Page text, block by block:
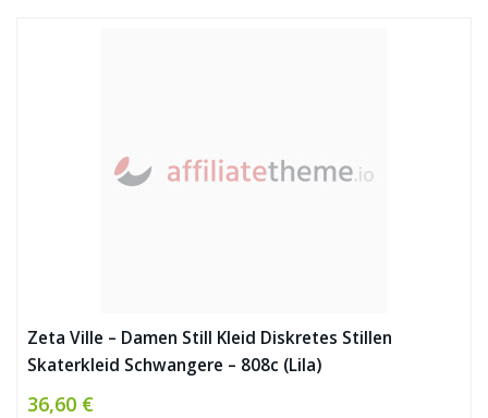
Zeta Ville – Damen Still Kleid Diskretes Stillen
Skaterkleid Schwangere – 808c (Lila)
36,60 €